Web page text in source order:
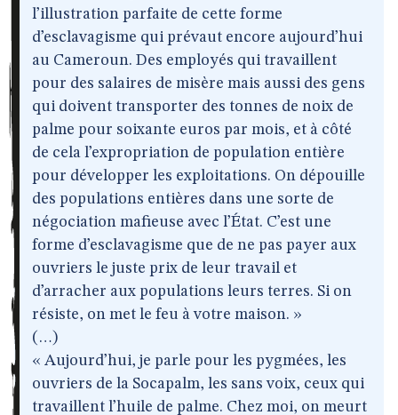
l’illustration parfaite de cette forme
d’esclavagisme qui prévaut encore aujourd’hui
au Cameroun. Des employés qui travaillent
pour des salaires de misère mais aussi des gens
qui doivent transporter des tonnes de noix de
palme pour soixante euros par mois, et à côté
de cela l’expropriation de population entière
pour développer les exploitations. On dépouille
des populations entières dans une sorte de
négociation mafieuse avec l’État. C’est une
forme d’esclavagisme que de ne pas payer aux
ouvriers le juste prix de leur travail et
d’arracher aux populations leurs terres. Si on
résiste, on met le feu à votre maison. »
(…)
« Aujourd’hui, je parle pour les pygmées, les
ouvriers de la Socapalm, les sans voix, ceux qui
travaillent l’huile de palme. Chez moi, on meurt